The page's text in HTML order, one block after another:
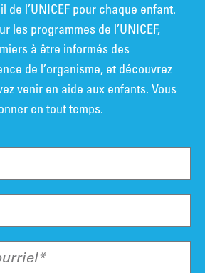
de l’UNICEF pour chaque enfant.
les programmes de l’UNICEF,
à être informés des
de l’organisme, et découvrez
venir en aide aux enfants. Vous
en tout temps.